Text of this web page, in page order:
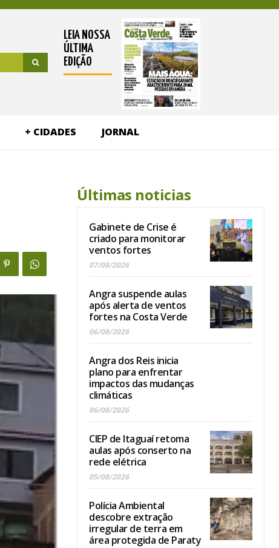
LEIA NOSSA
ÚLTIMA
EDIÇÃO
+ CIDADES JORNAL
Últimas noticias
Gabinete de Crise é
criado para monitorar
ventos fortes
07/08/2026
Angra suspende aulas
após alerta de ventos
fortes na Costa Verde
06/08/2026
Angra dos Reis inicia
plano para enfrentar
impactos das mudanças
climáticas
06/08/2026
CIEP de Itaguaí retoma
aulas após conserto na
rede elétrica
05/08/2026
Polícia Ambiental
descobre extração
irregular de terra em
área protegida de Paraty